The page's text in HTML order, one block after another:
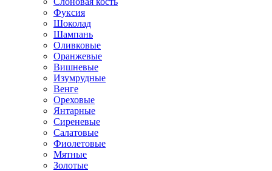
Фуксия
Шоколад
Шампань
Оливковые
Оранжевые
Вишневые
Изумрудные
Венге
Ореховые
Янтарные
Сиреневые
Салатовые
Фиолетовые
Мятные
Золотые